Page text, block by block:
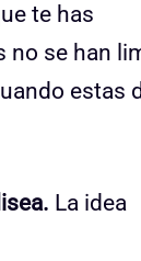
te has
no se han
estas
La idea